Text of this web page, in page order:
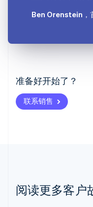
准备好开始了？
联系销售
Ben Orenstein
阅读更多客户
爱沙尼亚
English
奥地利
Deutsch English
Nederlands Français
波兰